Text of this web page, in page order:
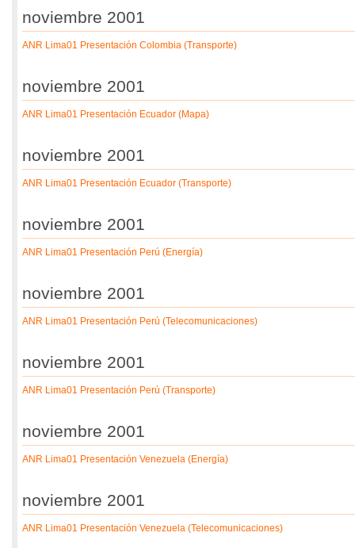
noviembre 2001
ANR Lima01 Presentación Colombia (Transporte)
noviembre 2001
ANR Lima01 Presentación Ecuador (Mapa)
noviembre 2001
ANR Lima01 Presentación Ecuador (Transporte)
noviembre 2001
ANR Lima01 Presentación Perú (Energía)
noviembre 2001
ANR Lima01 Presentación Perú (Telecomunicaciones)
noviembre 2001
ANR Lima01 Presentación Perú (Transporte)
noviembre 2001
ANR Lima01 Presentación Venezuela (Energía)
noviembre 2001
ANR Lima01 Presentación Venezuela (Telecomunicaciones)